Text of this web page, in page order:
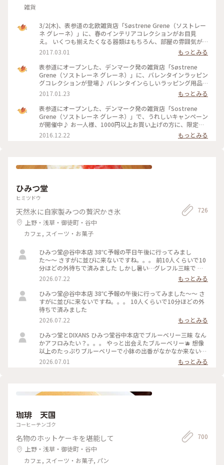
雑貨
3/2(木)、表参道の北欧雑貨店「Søstrene Grene（ソストレー
ネ グレーネ）」に、春のインテリアコレクションがお目見
え。 いくつも揃えたくなる器類はもちろん、部屋の雰囲気が
ぐっとおしゃれになる「ウォールデコレーション」や、やさし
い色合いの「ベロアチェア」など、暮らしに取り入れたくなる
かわいいアイテムがいっぱい。 気軽に手にとれるリーズナブ
ルな価格設定もうれしいですね。 #ソストレーネグレーネ #新
生活
2017.03.01
もっとみる
表参道にオープンした、デンマーク発の雑貨店「Søstrene
Grene（ソストレーネ グレーネ）」に、バレンタインラッピン
グコレクションが登場♪ バレンタインらしいラッピング用品
がプチプライスでそろいます。 北欧を感じさせるデザインボッ
クスは様々なサイズで展開。包装紙やメッセージカードもオリ
ジナリティあふれるデザインがそろっていて、自分らしいすて
きな演出がきっとできますよ。 #ソストレーネグレーネ #表参
道 #ラッピング #バレンタイン
2017.01.23
もっとみる
表参道にオープンした、デンマーク発の雑貨店「Sostrene
Grene（ソストレーネ グレーネ）」で、うれしいキャンペーン
が開催中♪ お一人様、1000円以上お買い上げの方に、限定コ
ットンバッグをプレゼント。 チャーミングなアンナとクララ
のロゴがデザインされたかわいいバッグ。 数に限りがあるそう
2016.12.22 もっとみる
ひみつ堂
ヒミツドウ
天然氷に自家製みつの贅沢かき氷
上野・浅草・御徒町・谷中
カフェ, スイーツ・お菓子
726
ひみつ堂@谷中本店 38℃予報の平日午後に行ってみまし
た〜〜 さすがに並びに来ないですね。。。 前10人くらいで10
分ほどの外待ちで済みました しかし暑い…グレフル三昧で 果
肉たくさん載って甘いと苦いがちょうどいい！ よーぐると蜜
がいらないくらいしっかり柑橘の味🍋 溶けても生ジュースみ
たいで最後まで美味しかった 夜の部で桃メニューが出る日で
迷ったけどさすがに２時間待てない、、、 それに17時からけ
っこう並ぶのよね。。日没前でまだ暑いし！ 以外と日中は穴
2026.07.22
もっとみる
ひみつ堂@谷中本店 38℃予報の午後に行ってみました〜〜 さ
すがに並びに来ないですね。。。 10人くらいで10分ほどの外
待ちで済みました
2026.07.22
もっとみる
ひみつ堂とDIXANS ひみつ堂谷中本店でブルーベリー三昧 なん
かアフロみたい？。。。 やっと出会えたブルーベリー🫐 想像
以上のたっぷりブルーベリーで小鉢の出番がなかなか来ない
何粒のブルーベリー使ってるんだろ ひみつのガールズパワー
毎日お疲れ様様です！ 魔夏営業スタートなのでいっぱい通い
2026.07.01 もっとみる
珈琲 天国
コーヒーテンゴク
名物のホットケーキを堪能して
上野・浅草・御徒町・谷中
カフェ, スイーツ・お菓子, パン
700